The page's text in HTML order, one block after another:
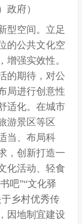
政府）
型空间。 立足
的公共文化空
增强实效性。
的期待，对公
局进行创意性
适化。在城市
游景区等区
当、布局科
，创新打造一
化活动、轻食
吧”“文化驿
乡村优秀传
因地制宜建设